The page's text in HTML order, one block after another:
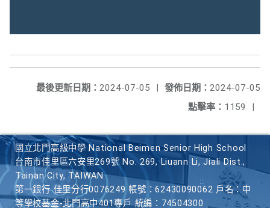
發佈日期： 2024-07-05
最後更新日期： 2024-07-05
|
點擊率： 1159 |
國立北門高級中學 National Beimen Senior High School
台南市佳里區六安里269號 No. 269, Liuann Li, Jiali Dist.,
Tainan City, TAIWAN
第一銀行 佳里分行0076249 帳號：62430090062 戶名：中
等學校基金-北門高中401專戶 統編：74504300